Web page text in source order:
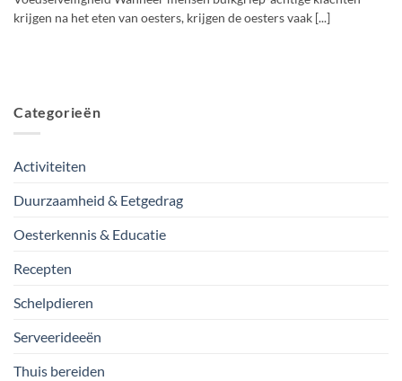
krijgen na het eten van oesters, krijgen de oesters vaak [...]
Categorieën
Activiteiten
Duurzaamheid & Eetgedrag
Oesterkennis & Educatie
Recepten
Schelpdieren
Serveerideeën
Thuis bereiden